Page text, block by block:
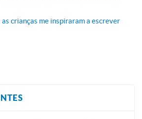
crianças me inspiraram a escrever